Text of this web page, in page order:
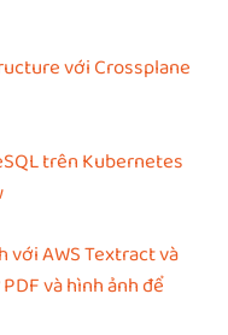
với Crossplane
trên Kubernetes
với AWS Textract và
và hình ảnh để